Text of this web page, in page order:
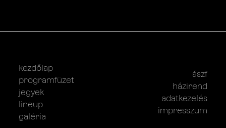
kezdőlap
programfüzet
jegyek
lineup
galéria
ászf
házirend
adatkezelés
impresszum